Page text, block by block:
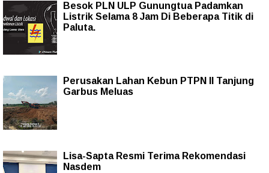
Besok PLN ULP Gunungtua Padamkan
Listrik Selama 8 Jam Di Beberapa Titik di
Paluta.
Perusakan Lahan Kebun PTPN II Tanjung
Garbus Meluas
Lisa-Sapta Resmi Terima Rekomendasi
Nasdem